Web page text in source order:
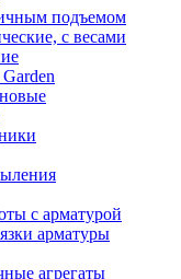
подъемом
с весами
с арматурой
арматуры
агрегаты